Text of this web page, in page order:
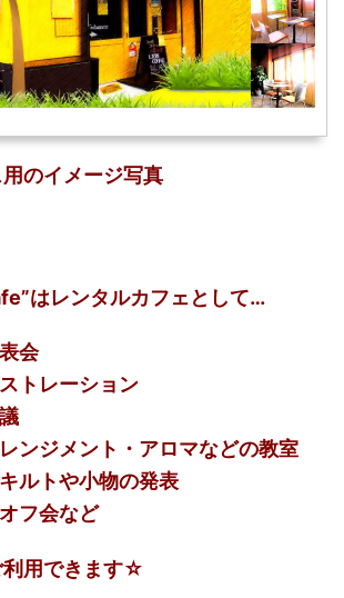
のイメージ写真
はレンタルカフェとして…
会
トレーション
ンジメント・アロマなどの教室
ルトや小物の発表
フ会など
利用できます☆